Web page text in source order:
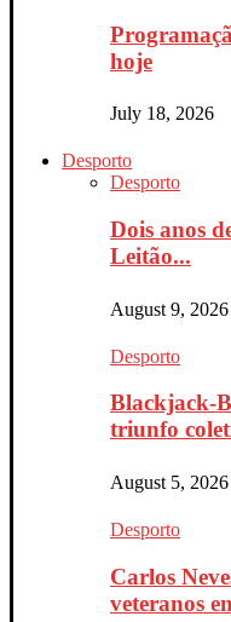
hoje
July 18, 2026
Desporto
Desporto
Dois anos
Leitão...
August 9, 2026
Desporto
Blackjack-
triunfo
August 5, 2026
Desporto
Carlos
veteranos